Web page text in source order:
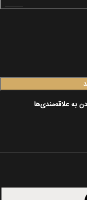
به علاقه‌مندی‌ها